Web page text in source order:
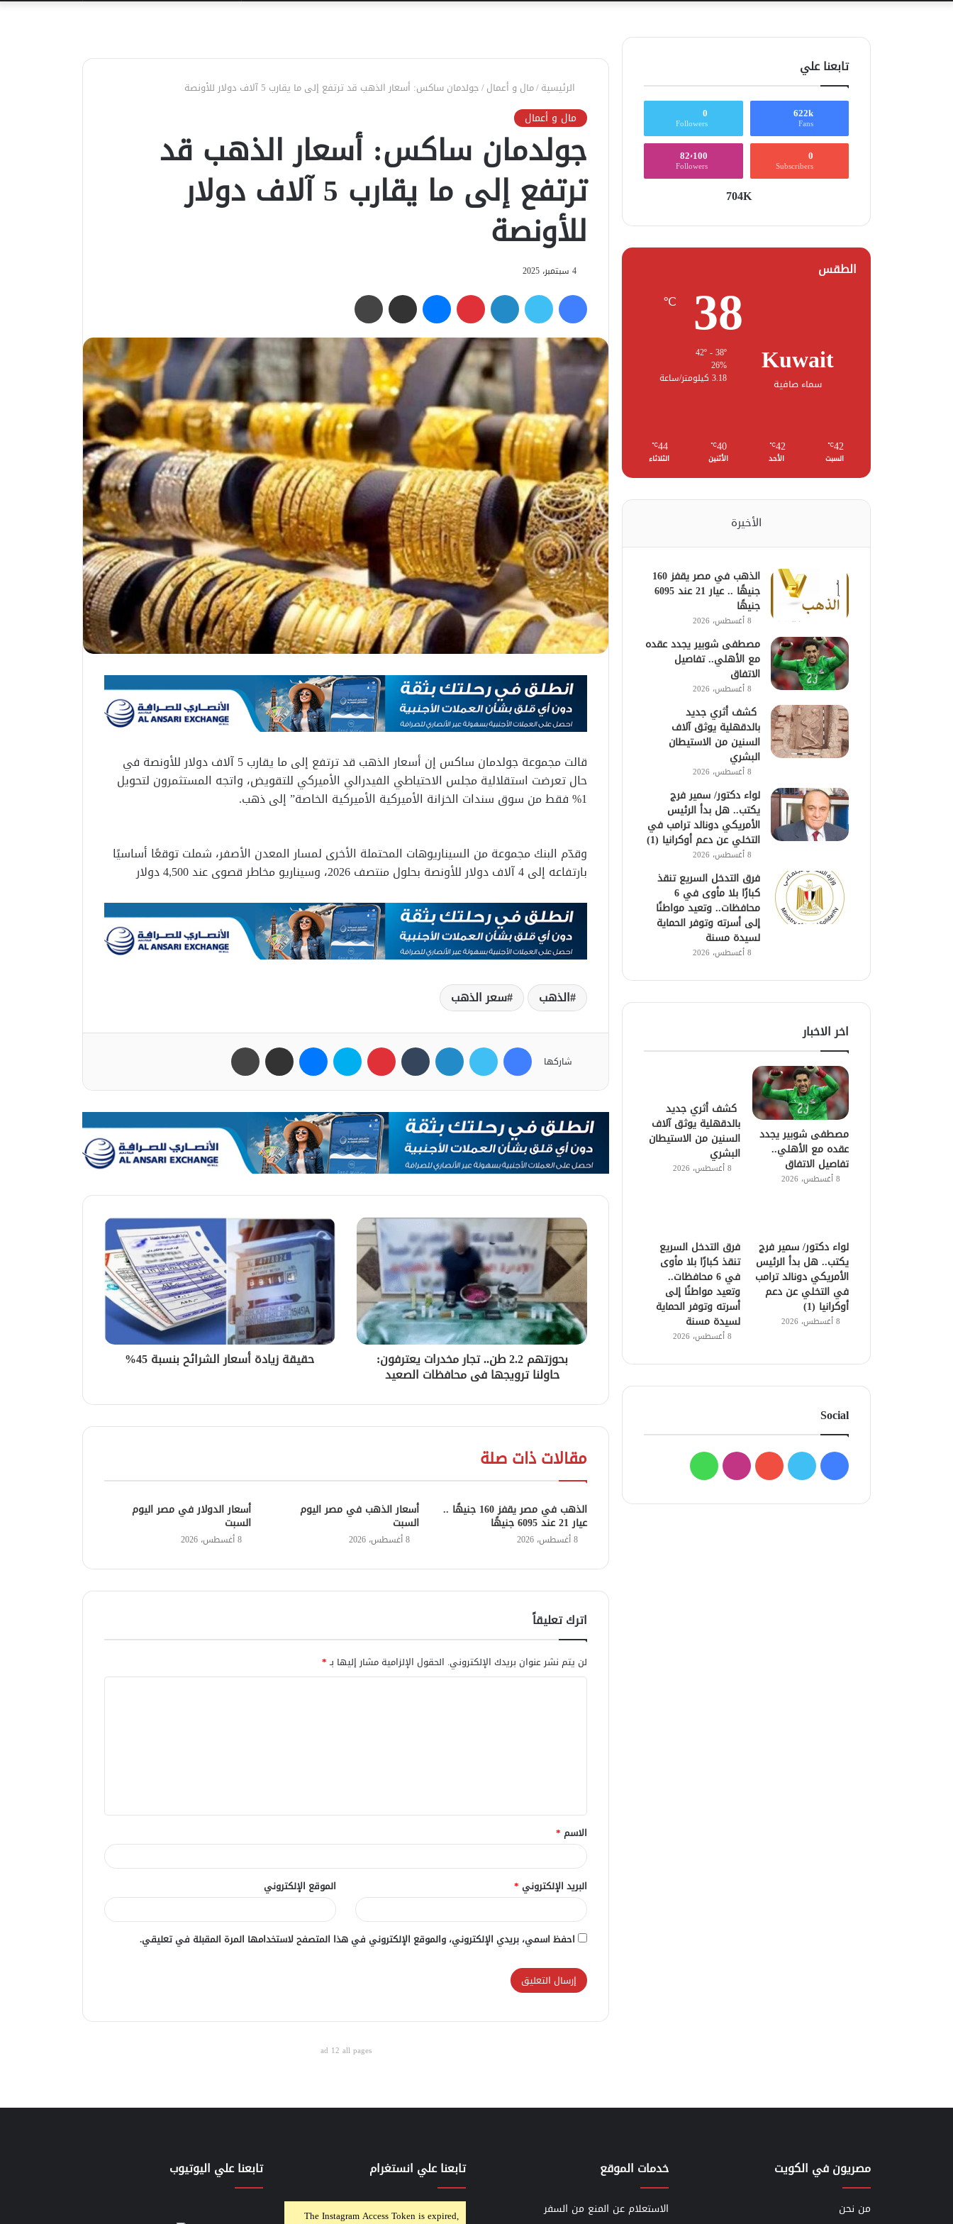
الرئيسية/مال و أعمال/جولدمان ساكس: أسعار الذهب قد ترتفع إلى ما يقارب 5 آلاف دولار للأونصة
مال و أعمال
جولدمان ساكس: أسعار الذهب قد
ترتفع إلى ما يقارب 5 آلاف دولار
للأونصة
4 سبتمبر، 2025
فيسبوك تويتر لينكدإن بينتيريست ماسنجر مشاركة عبر البريد
قالت مجموعة جولدمان ساكس إن أسعار الذهب قد ترتفع إلى ما يقارب 5 آلاف دولار للأونصة في
حال تعرضت استقلالية مجلس الاحتياطي الفيدرالي الأميركي للتقويض، واتجه المستثمرون لتحويل
1% فقط من سوق سندات الخزانة الأميركية الأميركية الخاصة” إلى ذهب.
وقدّم البنك مجموعة من السيناريوهات المحتملة الأخرى لمسار المعدن الأصفر، شملت توقعًا أساسيًا
بارتفاعه إلى 4 آلاف دولار للأونصة بحلول منتصف 2026، وسيناريو مخاطر قصوى عند 4,500 دولار
الذهب سعر الذهب
شاركها
فيسبوك تويتر لينكدإن بينتيريست سكايب ماسنجر مشاركة عبر البريد
بحوزتهم 2.2 طن.. تجار مخدرات يعترفون:
حاولنا ترويجها فى محافظات الصعيد
حقيقة زيادة أسعار الشرائح بنسبة 45%
مقالات ذات صلة
الذهب في مصر يقفز 160 جنيهًا ..
عيار 21 عند 6095 جنيهًا
8 أغسطس، 2026
أسعار الذهب في مصر اليوم
السبت
8 أغسطس، 2026
أسعار الدولار في مصر اليوم
السبت
8 أغسطس، 2026
اترك تعليقاً
لن يتم نشر عنوان بريدك الإلكتروني. الحقول الإلزامية مشار إليها بـ*
ق
*
الاسم *
البريد الإلكتروني * الموقع الإلكتروني
احفظ اسمي، بريدي الإلكتروني، والموقع الإلكتروني في هذا المتصفح لاستخدامها المرة المقبلة في تعليقي.
ad 12 all pages
تابعنا علي
622k
Fans
0
Followers
0
Subscribers
82٬100
Followers
704K
الطقس
Kuwait
سماء صافية
38
℃
42º - 38º
26%
3.18 كيلومتر/ساعة
42
℃
السبت
42
℃
الأحد
40
℃
الأثنين
44
℃
الثلاثاء
الأخيرة
الذهب في مصر يقفز 160
جنيهًا .. عيار 21 عند 6095
جنيهًا
8 أغسطس، 2026
مصطفى شوبير يجدد عقده
مع الأهلي.. تفاصيل
الاتفاق
8 أغسطس، 2026
كشف أثري جديد
بالدقهلية يوثق آلاف
السنين من الاستيطان
البشري
8 أغسطس، 2026
لواء دكتور/ سمير فرج
يكتب.. هل بدأ الرئيس
الأمريكي دونالد ترامب في
التخلي عن دعم أوكرانيا (1)
8 أغسطس، 2026
فرق التدخل السريع تنقذ
كبارًا بلا مأوى في 6
محافظات.. وتعيد مواطنًا
إلى أسرته وتوفر الحماية
لسيدة مسنة
8 أغسطس، 2026
اخر الاخبار
مصطفى شوبير يجدد
عقده مع الأهلي..
تفاصيل الاتفاق
8 أغسطس، 2026
كشف أثري جديد
بالدقهلية يوثق آلاف
السنين من الاستيطان
البشري
8 أغسطس، 2026
لواء دكتور/ سمير فرج
يكتب.. هل بدأ الرئيس
الأمريكي دونالد ترامب
في التخلي عن دعم
أوكرانيا (1)
8 أغسطس، 2026
فرق التدخل السريع
تنقذ كبارًا بلا مأوى
في 6 محافظات..
وتعيد مواطنًا إلى
أسرته وتوفر الحماية
لسيدة مسنة
8 أغسطس، 2026
Social
فيسبوك
تويتر يوتيوبانستقرامواتساب
مصريون في الكويت
من نحن
خدمات الموقع
الاستعلام عن المنع من السفر
تابعنا علي انستغرام
The Instagram Access Token is expired,
تابعنا علي اليوتيوب